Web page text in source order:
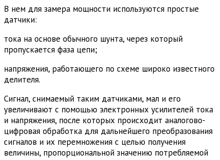
В нем для замера мощности используются простые
датчики:
тока на основе обычного шунта, через который
пропускается фаза цепи;
напряжения, работающего по схеме широко известного
делителя.
Сигнал, снимаемый таким датчиками, мал и его
увеличивают с помощью электронных усилителей тока
и напряжения, после которых происходит аналогово-
цифровая обработка для дальнейшего преобразования
сигналов и их перемножения с целью получения
величины, пропорциональной значению потребляемой